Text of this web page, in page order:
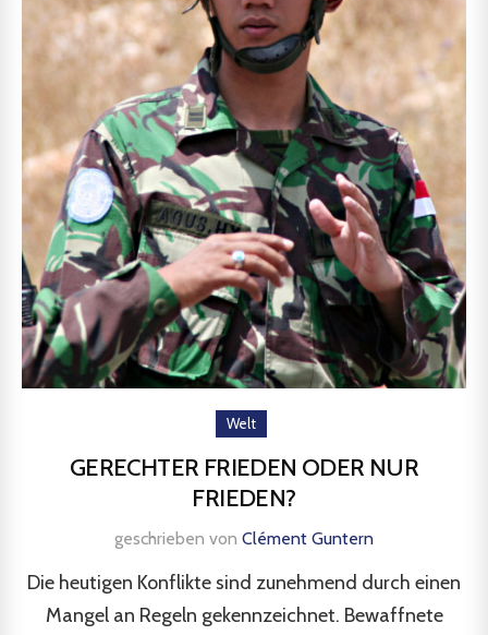
Welt
GERECHTER FRIEDEN ODER NUR
FRIEDEN?
geschrieben von Clément Guntern
Die heutigen Konflikte sind zunehmend durch einen
Mangel an Regeln gekennzeichnet. Bewaffnete